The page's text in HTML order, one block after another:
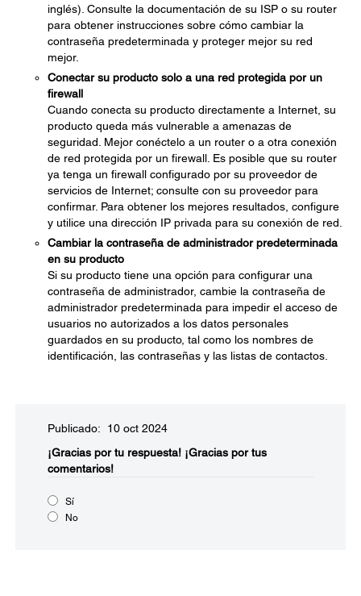
inglés). Consulte la documentación de su ISP o su router
para obtener instrucciones sobre cómo cambiar la
contraseña predeterminada y proteger mejor su red
mejor.
Conectar su producto solo a una red protegida por un
firewall
Cuando conecta su producto directamente a Internet, su
producto queda más vulnerable a amenazas de
seguridad. Mejor conéctelo a un router o a otra conexión
de red protegida por un firewall. Es posible que su router
ya tenga un firewall configurado por su proveedor de
servicios de Internet; consulte con su proveedor para
confirmar. Para obtener los mejores resultados, configure
y utilice una dirección IP privada para su conexión de red.
Cambiar la contraseña de administrador predeterminada
en su producto
Si su producto tiene una opción para configurar una
contraseña de administrador, cambie la contraseña de
administrador predeterminada para impedir el acceso de
usuarios no autorizados a los datos personales
guardados en su producto, tal como los nombres de
identificación, las contraseñas y las listas de contactos.
Publicado: 10 oct 2024
¡Gracias por tu respuesta! ¡Gracias por tus
comentarios!
Sí
No